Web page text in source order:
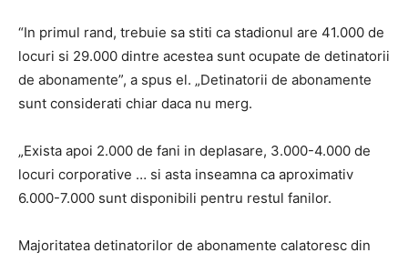
“In primul rand, trebuie sa stiti ca stadionul are 41.000 de
locuri si 29.000 dintre acestea sunt ocupate de detinatorii
de abonamente”, a spus el. „Detinatorii de abonamente
sunt considerati chiar daca nu merg.
„Exista apoi 2.000 de fani in deplasare, 3.000-4.000 de
locuri corporative … si asta inseamna ca aproximativ
6.000-7.000 sunt disponibili pentru restul fanilor.
Majoritatea detinatorilor de abonamente calatoresc din